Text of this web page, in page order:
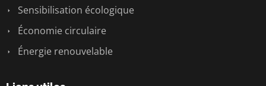
Sensibilisation écologique
Économie circulaire
Énergie renouvelable